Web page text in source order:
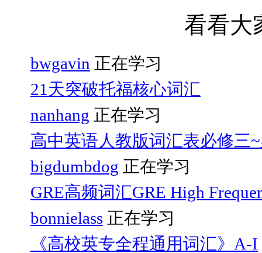
看看大
bwgavin 正在学习
21天突破托福核心词汇
nanhang 正在学习
高中英语人教版词汇表必修三
bigdumbdog 正在学习
GRE高频词汇GRE High
bonnielass 正在学习
《高校英专全程通用词汇》A-I